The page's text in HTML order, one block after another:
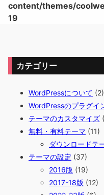
content/themes/
19
カテゴリー
WordPressについて (2)
WordPressのプラグイ
テーマのカスタマイズ
無料・有料テーマ (11)
ダウンロードテ
テーマの設定 (37)
2016版 (19)
2017-18版 (12)